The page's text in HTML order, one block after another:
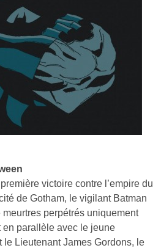
victoire contre l’empire du
de Gotham, le vigilant Batman
perpétrés uniquement
en parallèle avec le jeune
le Lieutenant James Gordons, le